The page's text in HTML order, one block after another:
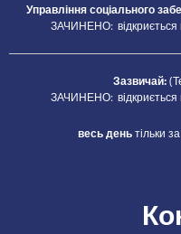
Управління соціального
Натисніть, щоб
ЗАЧИНЕНО:
Зазвичай:
Натисніть, щоб
ЗАЧИНЕНО:
весь деньтільки